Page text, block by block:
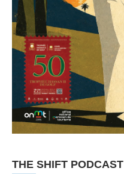
THE SHIFT PODCAST